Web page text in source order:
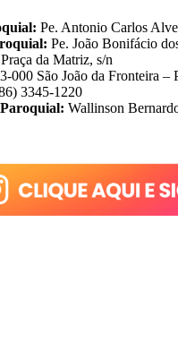
Pe. Antonio Carlos
Pe. João Bonifácio
Praça da Matriz, s/n
000 São João da Fronteira –
3345-1220
Wallinson